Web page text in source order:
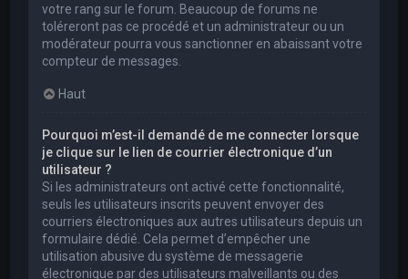
votre rang sur le forum. Beaucoup de forums ne
toléreront pas ce procédé et un administrateur ou un
modérateur pourra vous sanctionner en abaissant votre
compteur de messages.
Haut
Pourquoi m’est-il demandé de me connecter lorsque
je clique sur le lien de courrier électronique d’un
utilisateur ?
Si les administrateurs ont activé cette fonctionnalité,
seuls les utilisateurs inscrits peuvent envoyer des
courriers électroniques aux autres utilisateurs depuis un
formulaire dédié. Cela permet d’empêcher une
utilisation abusive du système de messagerie
électronique par des utilisateurs malveillants ou des